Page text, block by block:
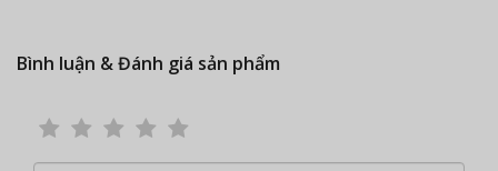
Bình luận & Đánh giá sản phẩm